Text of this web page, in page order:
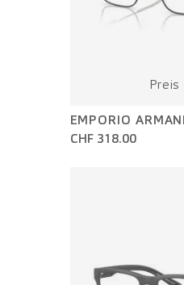
Preis
EMPORIO
CHF 318.00